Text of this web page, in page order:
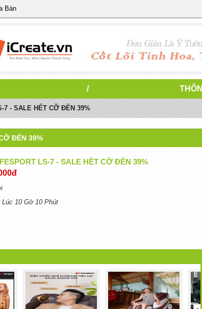
Bán
/
7 - SALE HẾT CỠ ĐẾN 39%
ĐẾN 39%
LS-7 - SALE HẾT CỠ ĐẾN 39%
Lúc 10 Gờ 10 Phút